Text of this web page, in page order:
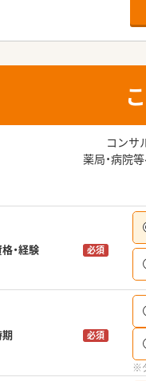
コンサ
薬局・病院
・経験 必須
必須
※